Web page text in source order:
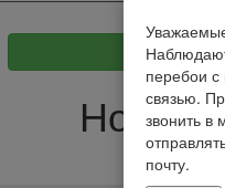
перебои
связью.
звонить в
почту.